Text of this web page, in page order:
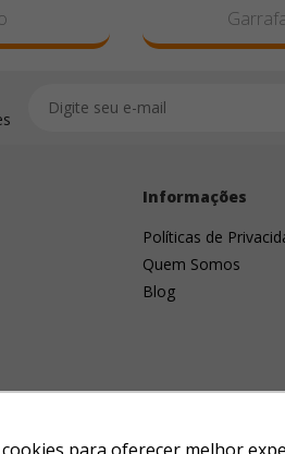
Informações
Políticas de
Quem Somos
Blog